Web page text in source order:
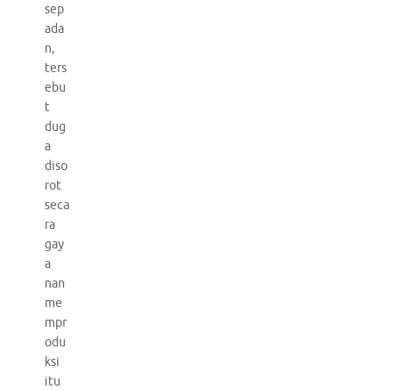
sep
ada
n,
ters
ebu
t
dug
a
diso
rot
seca
ra
gay
a
nan
me
mpr
odu
ksi
itu